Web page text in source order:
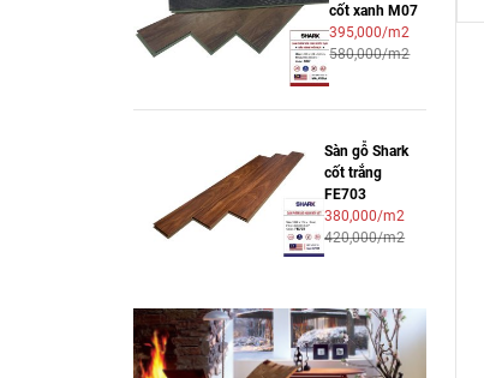
cốt xanh M07
395,000/m2
580,000/m2
Sàn gỗ Shark
cốt trắng
FE703
380,000/m2
420,000/m2